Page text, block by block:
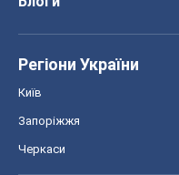
Регіони України
Київ
Запоріжжя
Черкаси